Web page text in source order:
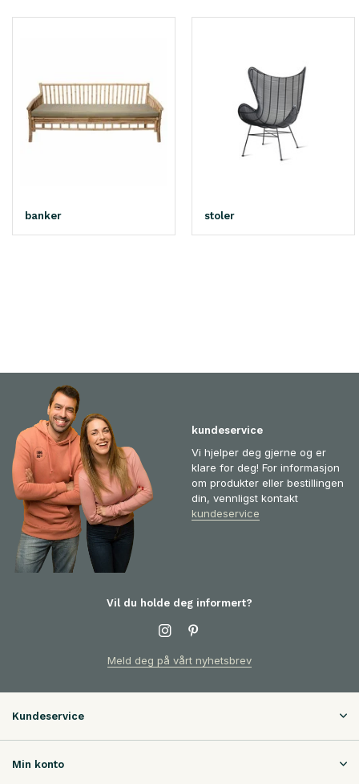
banker stoler
kundeservice
Vi hjelper deg gjerne og er
klare for deg! For informasjon
om produkter eller bestillingen
din, vennligst kontakt
kundeservice
Vil du holde deg informert?
Meld deg på vårt nyhetsbrev
Kundeservice
Min konto